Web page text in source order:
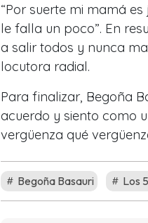
“Por suerte mi mamá
le falla un poco”. En
a salir todos y nunca
locutora radial.
Para finalizar, Begoña
acuerdo y siento como
vergüenza qué
Begoña Basauri Los